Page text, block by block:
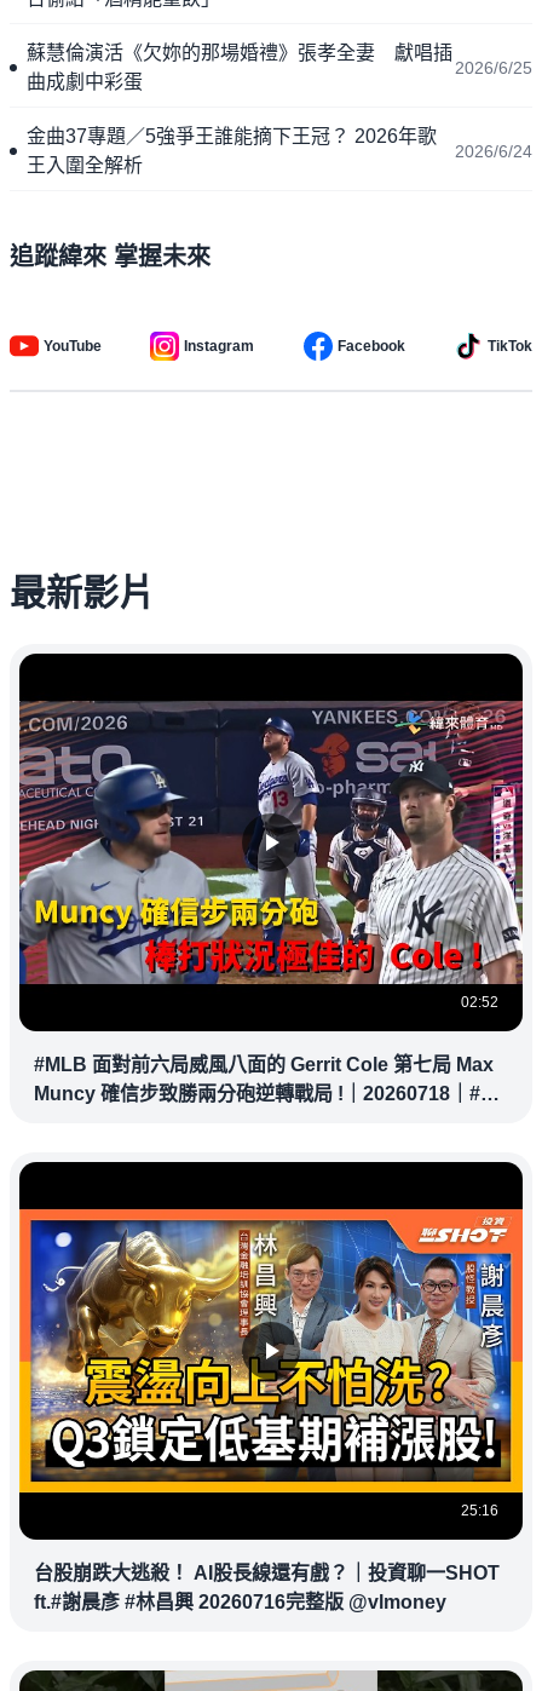
蘇慧倫演活《欠妳的那場婚禮》張孝全妻 獻唱插
曲成劇中彩蛋
2026/6/25
金曲37專題／5強爭王誰能摘下王冠？ 2026年歌
王入圍全解析
2026/6/24
追蹤緯來 掌握未來
YouTube Instagram Facebook TikTok
最新影片
02:52
#MLB 面對前六局威風八面的 Gerrit Cole 第七局 Max
Muncy 確信步致勝兩分砲逆轉戰局 !｜20260718｜#洛
25:16
台股崩跌大逃殺！ AI股長線還有戲？｜投資聊一SHOT
ft.#謝晨彥 #林昌興 20260716完整版 @vlmoney